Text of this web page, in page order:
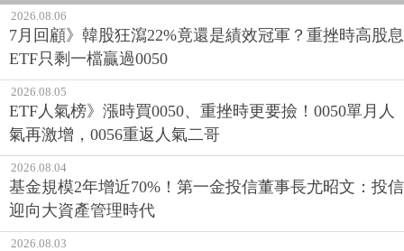
2026.08.06
7月回顧》韓股狂瀉22%竟還是績效冠軍？重挫時高股息
ETF只剩一檔贏過0050
2026.08.05
ETF人氣榜》漲時買0050、重挫時更要撿！0050單月人
氣再激增，0056重返人氣二哥
2026.08.04
基金規模2年增近70%！第一金投信董事長尤昭文：投信
迎向大資產管理時代
2026.08.03